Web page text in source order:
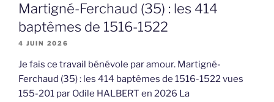
Martigné-Ferchaud (35) : les 414
baptêmes de 1516-1522
4 JUIN 2026
Je fais ce travail bénévole par amour. Martigné-
Ferchaud (35) : les 414 baptêmes de 1516-1522 vues
155-201 par Odile HALBERT en 2026 La